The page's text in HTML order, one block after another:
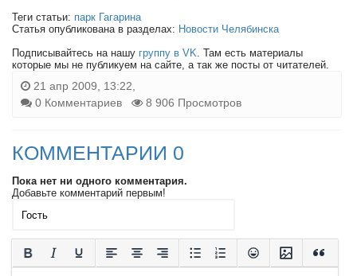
Теги статьи: парк Гагарина
Статья опубликована в разделах: Новости Челябинска
Подписывайтесь на нашу группу в VK. Там есть материалы
которые мы не публикуем на сайте, а так же посты от читателей.
21 апр 2009, 13:22,
0 Комментариев
8 906 Просмотров
КОММЕНТАРИИ 0
Пока нет ни одного комментария.
Добавьте комментарий первым!